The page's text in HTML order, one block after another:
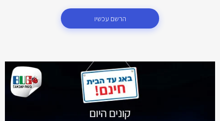
הרשם עכשיו